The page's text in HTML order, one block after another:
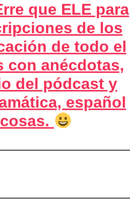
que ELE para
de los
de todo el
con anécdotas,
del pódcast y
español